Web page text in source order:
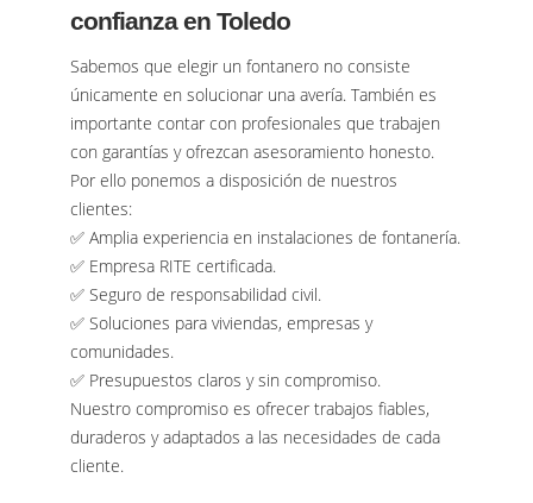
confianza en Toledo
Sabemos que elegir un fontanero no consiste
únicamente en solucionar una avería. También es
importante contar con profesionales que trabajen
con garantías y ofrezcan asesoramiento honesto.
Por ello ponemos a disposición de nuestros
clientes:
✅ Amplia experiencia en instalaciones de fontanería.
✅ Empresa RITE certificada.
✅ Seguro de responsabilidad civil.
✅ Soluciones para viviendas, empresas y
comunidades.
✅ Presupuestos claros y sin compromiso.
Nuestro compromiso es ofrecer trabajos fiables,
duraderos y adaptados a las necesidades de cada
cliente.